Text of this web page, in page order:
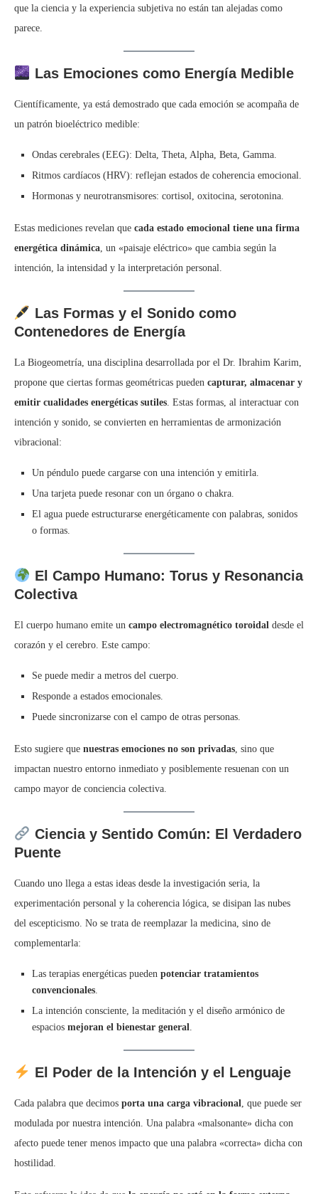
que la ciencia y la experiencia subjetiva no están tan alejadas como
parece.
Las Emociones como Energía Medible
Científicamente, ya está demostrado que cada emoción se acompaña de
un patrón bioeléctrico medible:
Ondas cerebrales (EEG): Delta, Theta, Alpha, Beta, Gamma.
Ritmos cardíacos (HRV): reflejan estados de coherencia emocional.
Hormonas y neurotransmisores: cortisol, oxitocina, serotonina.
Estas mediciones revelan que cada estado emocional tiene una firma
energética dinámica , un «paisaje eléctrico» que cambia según la
intención, la intensidad y la interpretación personal.
Las Formas y el Sonido como
Contenedores de Energía
La Biogeometría, una disciplina desarrollada por el Dr. Ibrahim Karim,
propone que ciertas formas geométricas pueden capturar, almacenar y
emitir cualidades energéticas sutiles . Estas formas, al interactuar con
intención y sonido, se convierten en herramientas de armonización
vibracional:
Un péndulo puede cargarse con una intención y emitirla.
Una tarjeta puede resonar con un órgano o chakra.
El agua puede estructurarse energéticamente con palabras, sonidos
o formas.
El Campo Humano: Torus y Resonancia
Colectiva
El cuerpo humano emite un campo electromagnético toroidal desde el
corazón y el cerebro. Este campo:
Se puede medir a metros del cuerpo.
Responde a estados emocionales.
Puede sincronizarse con el campo de otras personas.
Esto sugiere que nuestras emociones no son privadas , sino que
impactan nuestro entorno inmediato y posiblemente resuenan con un
campo mayor de conciencia colectiva.
Ciencia y Sentido Común: El Verdadero
Puente
Cuando uno llega a estas ideas desde la investigación seria, la
experimentación personal y la coherencia lógica, se disipan las nubes
del escepticismo. No se trata de reemplazar la medicina, sino de
complementarla:
Las terapias energéticas pueden potenciar tratamientos
convencionales
La intención consciente, la meditación y el diseño armónico de
espacios mejoran el bienestar general
El Poder de la Intención y el Lenguaje
Cada palabra que decimos porta una carga vibracional , que puede ser
modulada por nuestra intención. Una palabra «malsonante» dicha con
afecto puede tener menos impacto que una palabra «correcta» dicha con
hostilidad.